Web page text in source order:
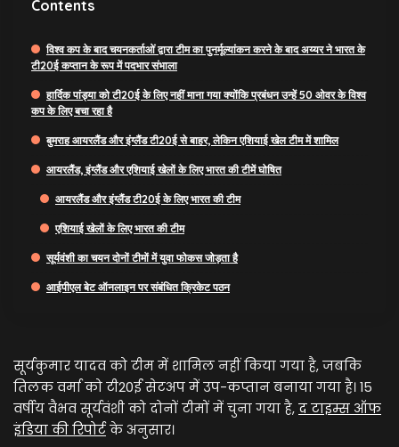
Contents
विश्व कप के बाद चयनकर्ताओं द्वारा टीम का पुनर्मूल्यांकन करने के बाद अय्यर ने भारत के
टी20ई कप्तान के रूप में पदभार संभाला
हार्दिक पांड्या को टी20ई के लिए नहीं माना गया क्योंकि प्रबंधन उन्हें 50 ओवर के विश्व
कप के लिए बचा रहा है
बुमराह आयरलैंड और इंग्लैंड टी20ई से बाहर, लेकिन एशियाई खेल टीम में शामिल
आयरलैंड, इंग्लैंड और एशियाई खेलों के लिए भारत की टीमें घोषित
आयरलैंड और इंग्लैंड टी20ई के लिए भारत की टीम
एशियाई खेलों के लिए भारत की टीम
सूर्यवंशी का चयन दोनों टीमों में युवा फोकस जोड़ता है
आईपीएल बेट ऑनलाइन पर संबंधित क्रिकेट पठन
सूर्यकुमार यादव को टीम में शामिल नहीं किया गया है, जबकि
तिलक वर्मा को टी20ई सेटअप में उप-कप्तान बनाया गया है। 15
वर्षीय वैभव सूर्यवंशी को दोनों टीमों में चुना गया है, द टाइम्स ऑफ
इंडिया की रिपोर्ट के अनुसार।